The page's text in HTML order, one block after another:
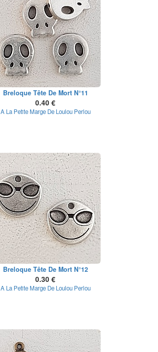
Breloque Tête De Mort N°11
0.40 €
A La Petite Marge De Loulou Perlou
Breloque Tête De Mort N°12
0.30 €
A La Petite Marge De Loulou Perlou